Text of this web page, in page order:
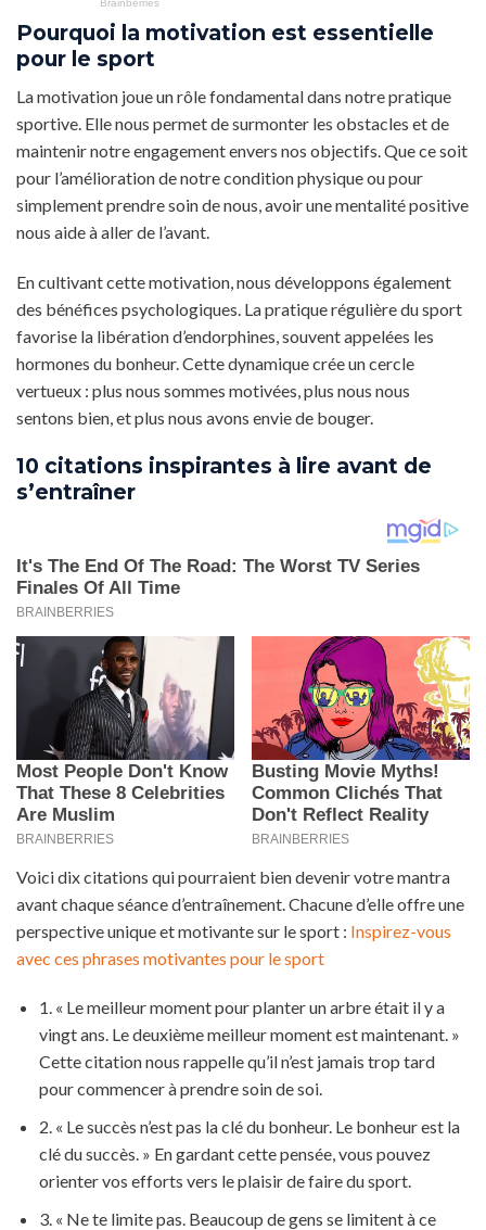
Pourquoi la motivation est essentielle
pour le sport
La motivation joue un rôle fondamental dans notre pratique
sportive. Elle nous permet de surmonter les obstacles et de
maintenir notre engagement envers nos objectifs. Que ce soit
pour l’amélioration de notre condition physique ou pour
simplement prendre soin de nous, avoir une mentalité positive
nous aide à aller de l’avant.
En cultivant cette motivation, nous développons également
des bénéfices psychologiques. La pratique régulière du sport
favorise la libération d’endorphines, souvent appelées les
hormones du bonheur. Cette dynamique crée un cercle
vertueux : plus nous sommes motivées, plus nous nous
sentons bien, et plus nous avons envie de bouger.
10 citations inspirantes à lire avant de
s’entraîner
Voici dix citations qui pourraient bien devenir votre mantra
avant chaque séance d’entraînement. Chacune d’elle offre une
perspective unique et motivante sur le sport : Inspirez-vous
avec ces phrases motivantes pour le sport
1. « Le meilleur moment pour planter un arbre était il y a
vingt ans. Le deuxième meilleur moment est maintenant. »
Cette citation nous rappelle qu’il n’est jamais trop tard
pour commencer à prendre soin de soi.
2. « Le succès n’est pas la clé du bonheur. Le bonheur est la
clé du succès. » En gardant cette pensée, vous pouvez
orienter vos efforts vers le plaisir de faire du sport.
3. « Ne te limite pas. Beaucoup de gens se limitent à ce